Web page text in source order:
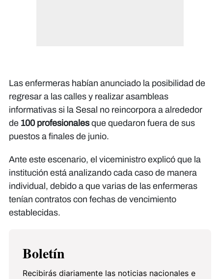
Las enfermeras habían anunciado la posibilidad de
regresar a las calles y realizar asambleas
informativas si la Sesal no reincorpora a alrededor
de 100 profesionalesque quedaron fuera de sus
puestos a finales de junio.
Ante este escenario, el viceministro explicó que la
institución está analizando cada caso de manera
individual, debido a que varias de las enfermeras
tenían contratos con fechas de vencimiento
establecidas.
Boletín
Recibirás diariamente las noticias nacionales e